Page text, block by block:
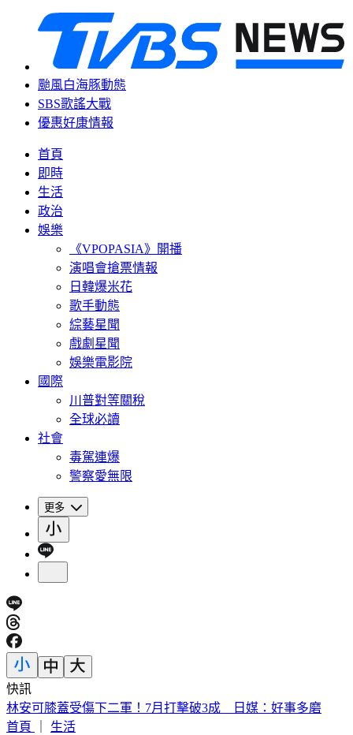
颱風白海豚動態
SBS歌謠大戰
優惠好康情報
首頁
即時
生活
政治
娛樂
《VPOPASIA》開播
演唱會搶票情報
日韓爆米花
歌手動態
綜藝星聞
戲劇星聞
娛樂電影院
國際
川普對等關稅
全球必讀
社會
毒駕連爆
警察愛無限
更多
快訊
SBS歌謠大戰／BABYMONSTER幹練舞台裝辣翻 熱情邀舞
一起跳